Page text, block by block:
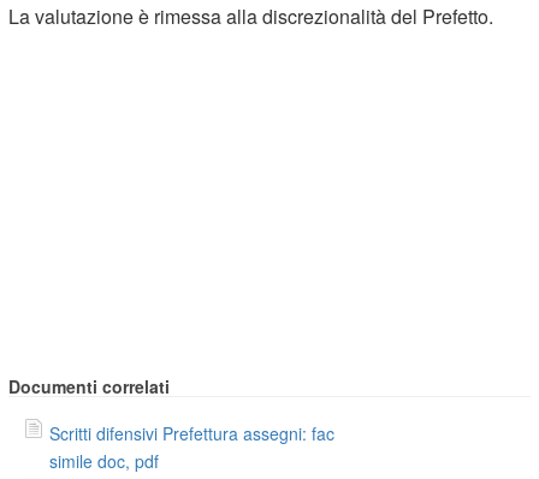
La valutazione è rimessa alla discrezionalità del Prefetto.
Documenti correlati
Scritti difensivi Prefettura assegni: fac
simile doc, pdf